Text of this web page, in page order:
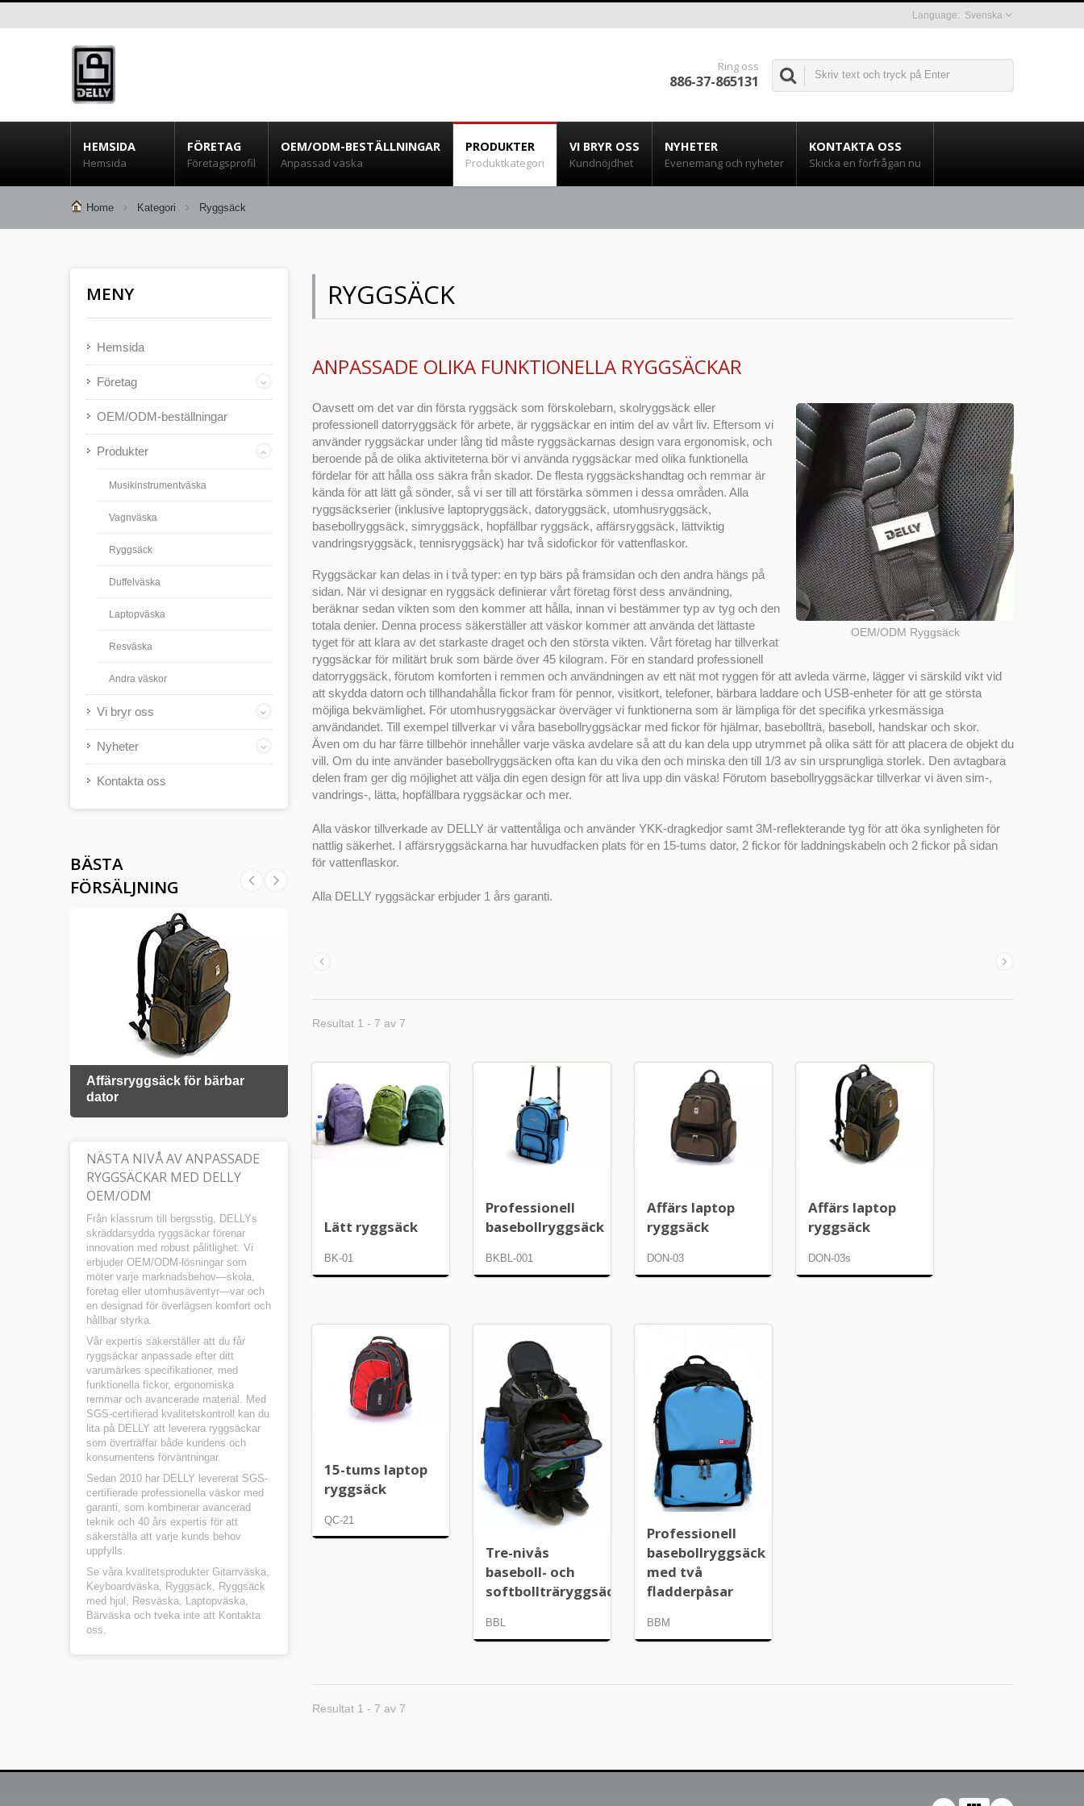
Svenska
Ring oss
886-37-865131
HEMSIDA
Hemsida
FÖRETAG
Företagsprofil
OEM/ODM-BESTÄLLNINGAR
Anpassad väska
PRODUKTER
Produktkategori
VI BRYR OSS
Kundnöjdhet
NYHETER
Evenemang och nyheter
KONTAKTA OSS
Skicka en förfrågan nu
Home Kategori Ryggsäck
MENY
Hemsida
Företag
OEM/ODM-beställningar
Produkter
Musikinstrumentväska
Vagnväska
Ryggsäck
Duffelväska
Laptopväska
Resväska
Andra väskor
Vi bryr oss
Nyheter
Kontakta oss
BÄSTA
FÖRSÄLJNING
Affärsryggsäck för bärbar
dator
Kylväska på hjul Tvålagers resväska på hjul
Affärsryggsäck för bärbar
dator
NÄSTA NIVÅ AV ANPASSADE
RYGGSÄCKAR MED DELLY
OEM/ODM
Från klassrum till bergsstig, DELLYs
skräddarsydda ryggsäckar förenar
innovation med robust pålitlighet. Vi
erbjuder OEM/ODM-lösningar som
möter varje marknadsbehov—skola,
företag eller utomhusäventyr—var och
en designad för överlägsen komfort och
hållbar styrka.
Vår expertis säkerställer att du får
ryggsäckar anpassade efter ditt
varumärkes specifikationer, med
funktionella fickor, ergonomiska
remmar och avancerade material. Med
SGS-certifierad kvalitetskontroll kan du
lita på DELLY att leverera ryggsäckar
som överträffar både kundens och
konsumentens förväntningar.
Sedan 2010 har DELLY levererat SGS-
certifierade professionella väskor med
garanti, som kombinerar avancerad
teknik och 40 års expertis för att
säkerställa att varje kunds behov
uppfylls.
Se våra kvalitetsprodukter Gitarrväska,
Keyboardväska, Ryggsäck, Ryggsäck
med hjul , Resväska, Laptopväska,
Bärväska och tveka inte att Kontakta
oss.
RYGGSÄCK
ANPASSADE OLIKA FUNKTIONELLA RYGGSÄCKAR
OEM/ODM Ryggsäck
Oavsett om det var din första ryggsäck som förskolebarn, skolryggsäck eller
professionell datorryggsäck för arbete, är ryggsäckar en intim del av vårt liv. Eftersom vi
använder ryggsäckar under lång tid måste ryggsäckarnas design vara ergonomisk, och
beroende på de olika aktiviteterna bör vi använda ryggsäckar med olika funktionella
fördelar för att hålla oss säkra från skador. De flesta ryggsäckshandtag och remmar är
kända för att lätt gå sönder, så vi ser till att förstärka sömmen i dessa områden. Alla
ryggsäckserier (inklusive laptopryggsäck, datoryggsäck, utomhusryggsäck,
basebollryggsäck, simryggsäck, hopfällbar ryggsäck, affärsryggsäck, lättviktig
vandringsryggsäck, tennisryggsäck) har två sidofickor för vattenflaskor.
Ryggsäckar kan delas in i två typer: en typ bärs på framsidan och den andra hängs på
sidan. När vi designar en ryggsäck definierar vårt företag först dess användning,
beräknar sedan vikten som den kommer att hålla, innan vi bestämmer typ av tyg och den
totala denier. Denna process säkerställer att väskor kommer att använda det lättaste
tyget för att klara av det starkaste draget och den största vikten. Vårt företag har tillverkat
ryggsäckar för militärt bruk som bärde över 45 kilogram. För en standard professionell
datorryggsäck, förutom komforten i remmen och användningen av ett nät mot ryggen för att avleda värme, lägger vi särskild vikt vid
att skydda datorn och tillhandahålla fickor fram för pennor, visitkort, telefoner, bärbara laddare och USB-enheter för att ge största
möjliga bekvämlighet. För utomhusryggsäckar överväger vi funktionerna som är lämpliga för det specifika yrkesmässiga
användandet. Till exempel tillverkar vi våra basebollryggsäckar med fickor för hjälmar, basebollträ, baseboll, handskar och skor.
Även om du har färre tillbehör innehåller varje väska avdelare så att du kan dela upp utrymmet på olika sätt för att placera de objekt du
vill. Om du inte använder basebollryggsäcken ofta kan du vika den och minska den till 1/3 av sin ursprungliga storlek. Den avtagbara
delen fram ger dig möjlighet att välja din egen design för att liva upp din väska! Förutom basebollryggsäckar tillverkar vi även sim-,
vandrings-, lätta, hopfällbara ryggsäckar och mer.
Alla väskor tillverkade av DELLY är vattentåliga och använder YKK-dragkedjor samt 3M-reflekterande tyg för att öka synligheten för
nattlig säkerhet. I affärsryggsäckarna har huvudfacken plats för en 15-tums dator, 2 fickor för laddningskabeln och 2 fickor på sidan
för vattenflaskor.
Alla DELLY ryggsäckar erbjuder 1 års garanti.
Resultat 1 - 7 av 7
Lätt ryggsäck
BK-01
Professionell
basebollryggsäck
BKBL-001
Affärs laptop
ryggsäck
DON-03
Affärs laptop
ryggsäck
DON-03s
15-tums laptop
ryggsäck
QC-21
Tre-nivås
baseboll- och
softbollträryggsäck
BBL
Professionell
basebollryggsäck
med två
fladderpåsar
BBM
Resultat 1 - 7 av 7